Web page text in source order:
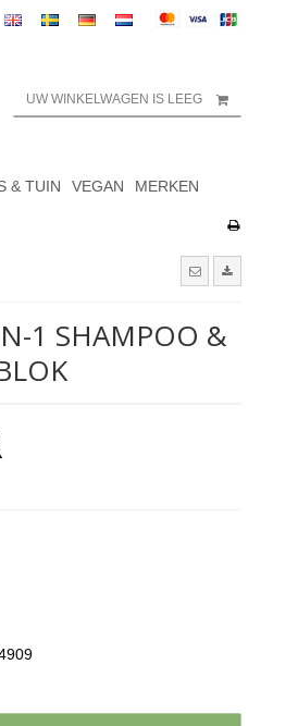
UW WINKELWAGEN IS LEEG
& TUIN VEGAN MERKEN
1 SHAMPOO &